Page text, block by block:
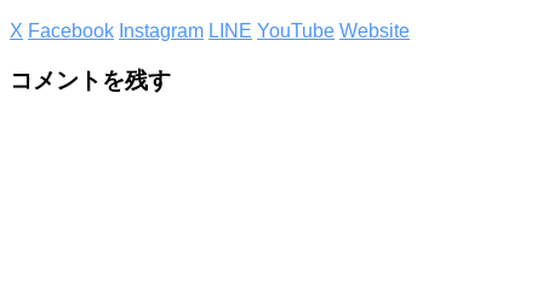
X Facebook Instagram LINE YouTube Website
コメントを残す